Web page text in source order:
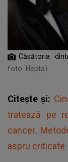
Căsătoria
foto: Hepta)
Citește și:
tratează pe
cancer.
aspru criticate